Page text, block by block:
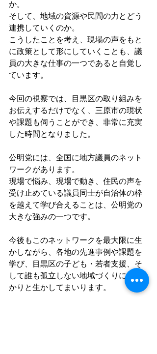
か。
そして、地域の資源や民間の力とどう
連携していくのか。
こうしたことを考え、現場の声をもと
に政策として形にしていくことも、議
員の大きな仕事の一つであると自覚し
ています。
今回の視察では、目黒区の取り組みを
お伝えするだけでなく、三原市の現状
や課題も伺うことができ、非常に充実
した時間となりました。
公明党には、全国に地方議員のネット
ワークがあります。
現場で悩み、現場で動き、住民の声を
受け止めている議員同士が自治体の枠
を越えて学び合えることは、公明党の
大きな強みの一つです。
今後もこのネットワークを最大限に生
かしながら、各地の先進事例や課題を
学び、目黒区の子ども・若者支援、そ
して誰も孤立しない地域づくりにしっ
かりと生かしてまいります。